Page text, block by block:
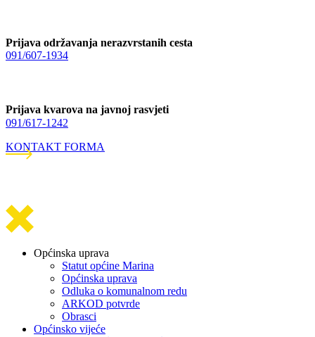
Prijava održavanja nerazvrstanih cesta
091/607-1934
Prijava kvarova na javnoj rasvjeti
091/617-1242
KONTAKT FORMA
Općinska uprava
Statut općine Marina
Općinska uprava
Odluka o komunalnom redu
ARKOD potvrde
Obrasci
Općinsko vijeće